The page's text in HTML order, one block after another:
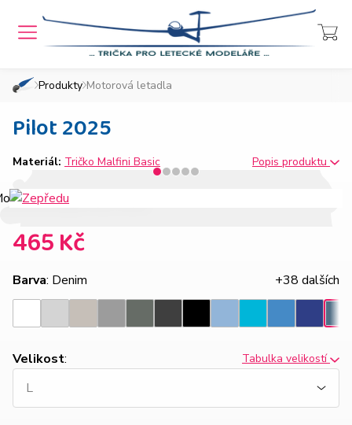
Domů Chcete také takový e-shop?
Přihlášení
»
Produkty »
Motorová letadla
Pilot 2025
Materiál: Tričko Malfini Basic Popis produktu
465 Kč
Barva: Denim
+38 dalších
šedýšedášedýbřidlicegray
modrá
modrámodrá
Velikost: Tabulka velikostí